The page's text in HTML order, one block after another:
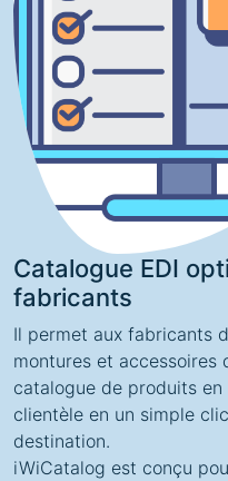
Catalogue EDI
fabricants
Il permet aux fabricants
montures et
catalogue de produits
clientèle en un simple
destination.
iWiCatalog est conçu